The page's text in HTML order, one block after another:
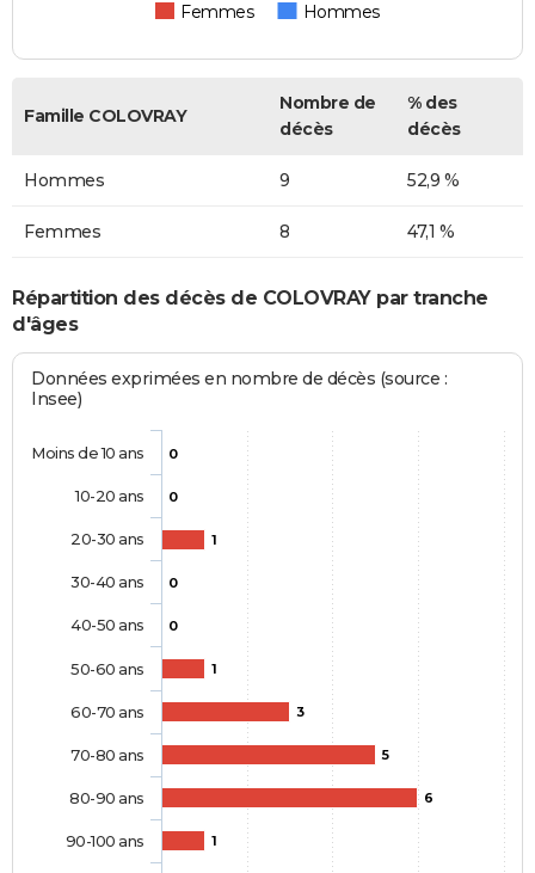
Femmes Hommes
Famille COLOVRAY
Nombre de
décès
% des
décès
Hommes 9 52,9 %
Femmes 8 47,1 %
Répartition des décès de COLOVRAY par tranche
d'âges
Données exprimées en nombre de décès (source :
Insee)
0
0
1
0
0
1
3
5
6
1
Moins de 10 ans
10-20 ans
20-30 ans
30-40 ans
40-50 ans
50-60 ans
60-70 ans
70-80 ans
80-90 ans
90-100 ans